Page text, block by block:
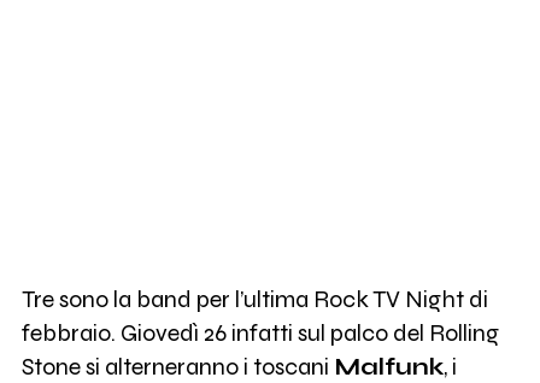
Tre sono la band per l’ultima Rock TV Night di
febbraio. Giovedì 26 infatti sul palco del Rolling
Stone si alterneranno i toscani Malfunk, i